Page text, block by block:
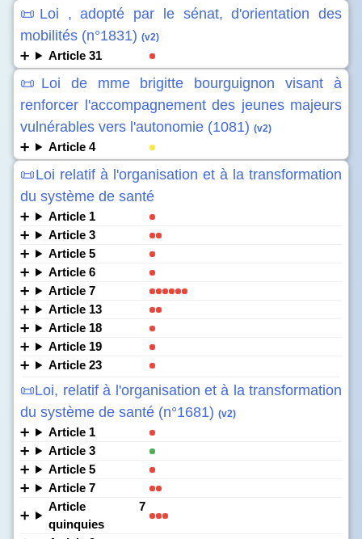
📜Loi , adopté par le sénat, d'orientation des
mobilités (n°1831) (v2)
Article 31
📜Loi de mme brigitte bourguignon visant à
renforcer l'accompagnement des jeunes majeurs
vulnérables vers l'autonomie (1081) (v2)
Article 4
📜Loi relatif à l'organisation et à la transformation
du système de santé
Article 1
Article 3
Article 5
Article 6
Article 7
Article 13
Article 18
Article 19
Article 23
📜Loi, relatif à l'organisation et à la transformation
du système de santé (n°1681) (v2)
Article 1
Article 3
Article 5
Article 7
Article 7
quinquies